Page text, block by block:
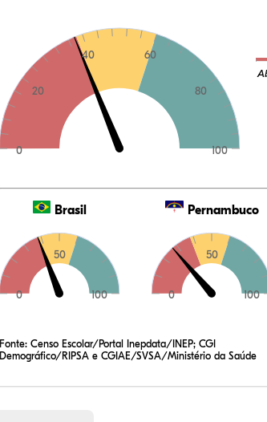
0
20
40 60
80
100
Brasil
0
50
100
Pernambuco
0
50
100
Fonte: Censo Escolar/Portal Inepdata/INEP; CGI
Demográfico/RIPSA e CGIAE/SVSA/Ministério da Saúde